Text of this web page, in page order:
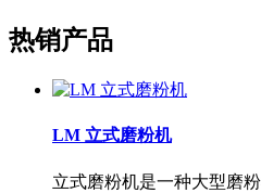
热销产品
LM 立式磨粉机
立式磨粉机是一种大型磨